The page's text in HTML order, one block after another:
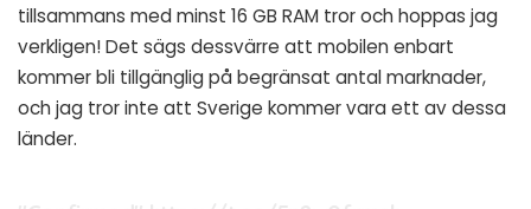
tillsammans med minst 16 GB RAM tror och hoppas jag
verkligen! Det sägs dessvärre att mobilen enbart
kommer bli tillgänglig på begränsat antal marknader,
och jag tror inte att Sverige kommer vara ett av dessa
länder.